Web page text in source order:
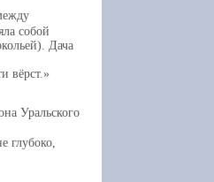
собой
Дача
вёрст.
Уральского
глубоко,